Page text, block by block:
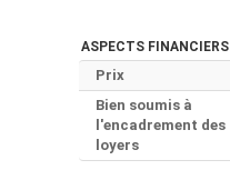
ASPECTS FINANCIERS
Prix
Bien soumis à
l'encadrement des
loyers